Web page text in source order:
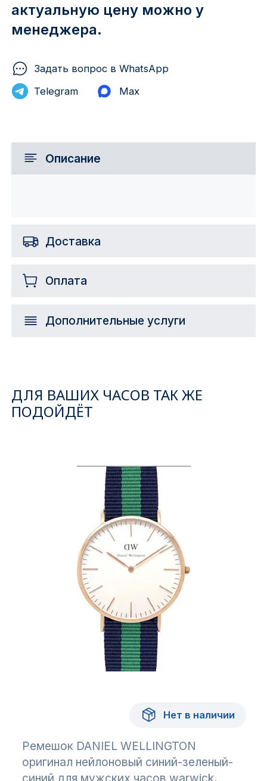
актуальную цену можно у
менеджера.
Задать вопрос в WhatsApp
Telegram
Max
Описание
Доставка
Оплата
Дополнительные услуги
ДЛЯ ВАШИХ ЧАСОВ ТАК ЖЕ
ПОДОЙДЁТ
Нет в наличии
Ремешок DANIEL WELLINGTON
оригинал нейлоновый синий-зеленый-
синий для мужских часов warwick,